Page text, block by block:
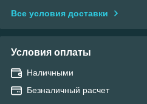
Все условия доставки
Условия оплаты
Наличными
Безналичный расчет